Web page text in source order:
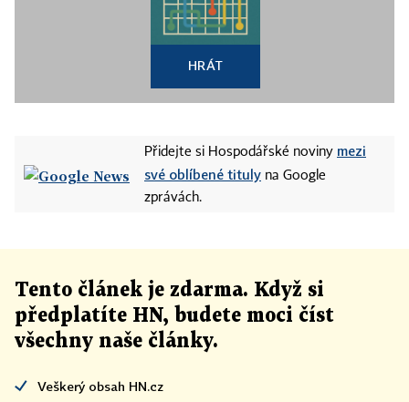
HRÁT
Přidejte si Hospodářské noviny mezi
své oblíbené tituly na Google
zprávách.
Tento článek je zdarma. Když si
předplatíte HN, budete moci číst
všechny naše články.
Veškerý obsah HN.cz